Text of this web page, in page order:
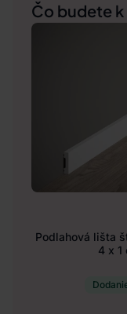
Čo budete
Podlahová lišta
4 x 1